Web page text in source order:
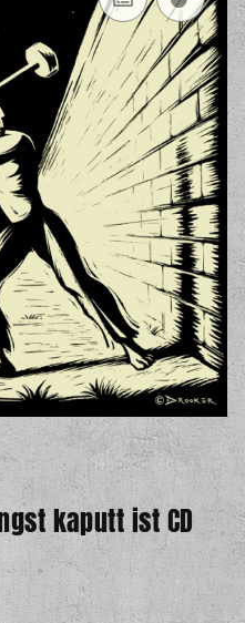
kaputt ist CD